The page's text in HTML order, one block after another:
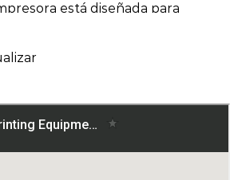
está diseñada para
o gases. Esta precisión es
y un rendimiento constante.
es crucial para mantener
en los procesos de